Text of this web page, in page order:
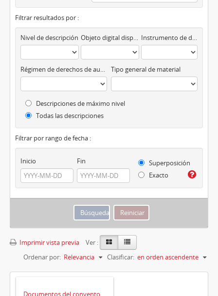
Filtrar resultados por :
Nivel de descripción Objeto digital disponibles Instrumento de descripción
Régimen de derechos de autor Tipo general de material
Descripciones de máximo nivel
Todas las descripciones
Filtrar por rango de fecha :
Inicio Fin
Superposición
Exacto
Imprimir vista previa
Ver :
Ordenar por: Relevancia Clasificar: en orden ascendente
Documentos del convento